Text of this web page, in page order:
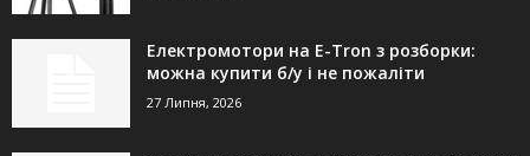
Електромотори на E-Tron з розборки:
можна купити б/у і не пожаліти
27 Липня, 2026